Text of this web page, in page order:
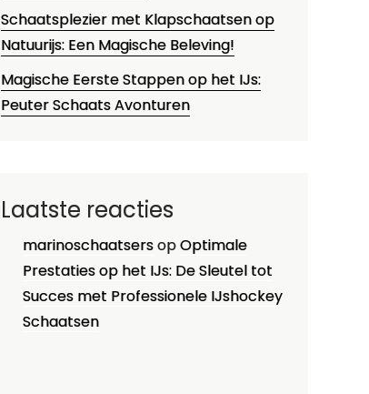
Schaatsplezier met Klapschaatsen op
Natuurijs: Een Magische Beleving!
Magische Eerste Stappen op het IJs:
Peuter Schaats Avonturen
Laatste reacties
marinoschaatsersopOptimale
Prestaties op het IJs: De Sleutel tot
Succes met Professionele IJshockey
Schaatsen